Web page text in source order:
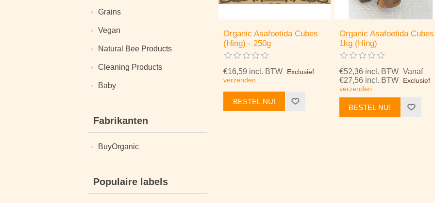
Grains
Vegan
Natural Bee Products
Cleaning Products
Baby
Fabrikanten
BuyOrganic
Populaire labels
Organic Asafoetida Cubes
(Hing) - 250g
€16,59 incl. BTW
Exclusief
verzenden
BESTEL NU!
Organic Asafoetida Cubes
1kg (Hing)
€52,36 incl. BTW Vanaf
€27,56 incl. BTW
Exclusief
verzenden
BESTEL NU!